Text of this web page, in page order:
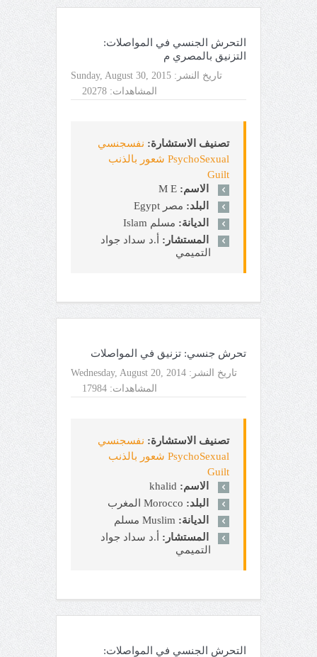
التحرش الجنسي في المواصلات:
التزنيق بالمصري م
تاريخ النشر: Sunday, August 30, 2015
المشاهدات: 20278
تصنيف الاستشارة: نفسجنسي
PsychoSexual شعور بالذنب
Guilt
الاسم: M E
البلد: مصر Egypt
الديانة: مسلم Islam
المستشار: أ.د سداد جواد
التميمي
تحرش جنسي: تزنيق في المواصلات
تاريخ النشر: Wednesday, August 20, 2014
المشاهدات: 17984
تصنيف الاستشارة: نفسجنسي
PsychoSexual شعور بالذنب
Guilt
الاسم: khalid
البلد:
الديانة:
المستشار: أ.د سداد جواد
التميمي
التحرش الجنسي في المواصلات: